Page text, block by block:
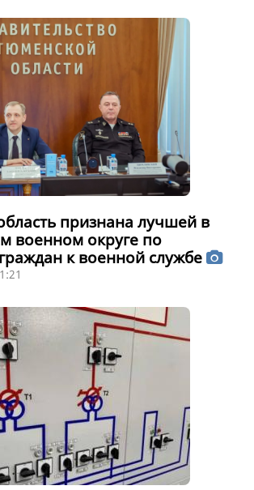
признана лучшей в
военном округе по
к военной службе